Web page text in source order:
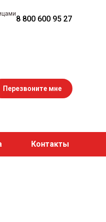
8 800 600 95 27
Перезвоните мне
Контакты